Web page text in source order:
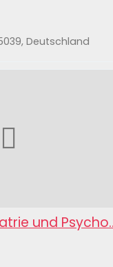
Deutschland
und